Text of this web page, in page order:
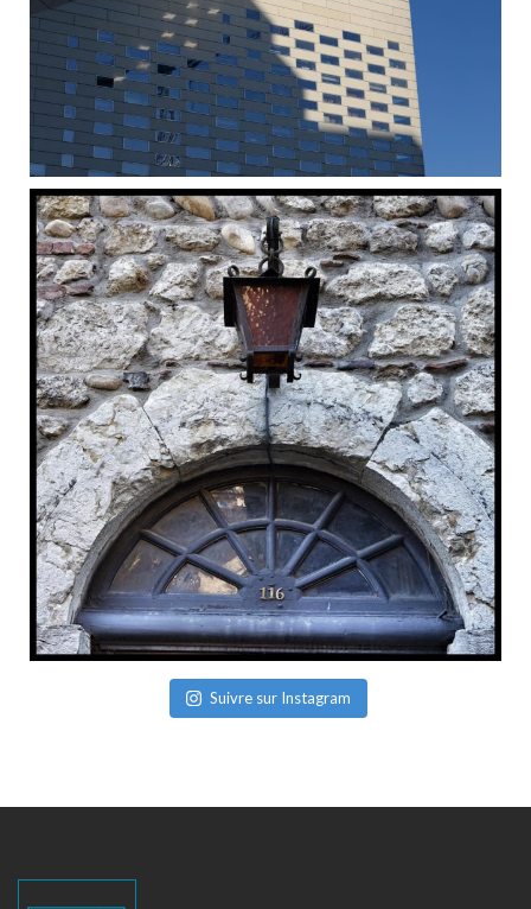
Suivre sur Instagram